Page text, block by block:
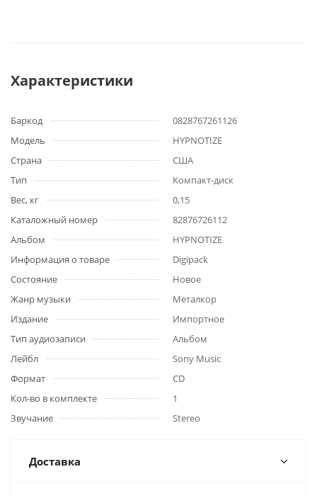
Характеристики
Баркод
0828767261126
Модель
HYPNOTIZE
Страна
США
Тип
Компакт-диск
Вес, кг
0,15
Каталожный номер
82876726112
Альбом
HYPNOTIZE
Информация о товаре
Digipack
Состояние
Новое
Жанр музыки
Металкор
Издание
Импортное
Тип аудиозаписи
Альбом
Лейбл
Sony Music
Формат
CD
Кол-во в комплекте
1
Звучание
Stereo
Доставка